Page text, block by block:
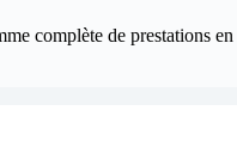
complète de prestations en